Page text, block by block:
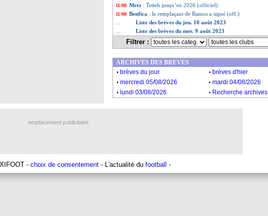
11/08 Metz : Tetteh jusqu’en 2026 (officiel)
11/08 Benfica : le remplaçant de Ramos a signé (off.)
Liste des brèves du jeu. 10 août 2023
Liste des brèves du mer. 9 août 2023
Filtrer :
ARCHIVES DES BREVES
. brèves du jour . brèves d'hier
. mercredi 05/08/2026 . mardi 04/08/2026
. lundi 03/08/2026 . Recherche archives
emplacement publicitaire
- choix de consentement - L'actualité du football -